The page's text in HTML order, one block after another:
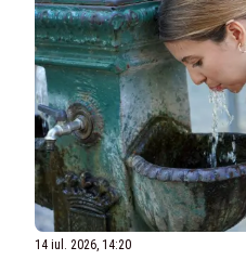
14 iul. 2026, 14:20